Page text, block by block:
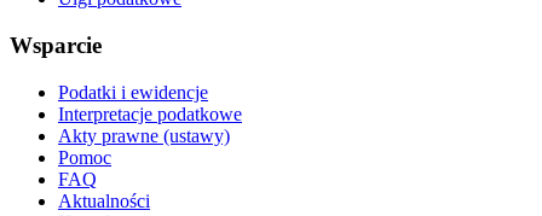
Wsparcie
Podatki i ewidencje
Interpretacje podatkowe
Akty prawne (ustawy)
Pomoc
FAQ
Aktualności